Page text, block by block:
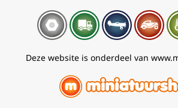
Deze website is onderdeel van